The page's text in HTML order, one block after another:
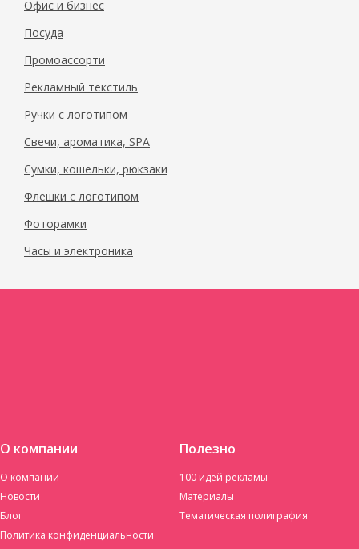
Офис и бизнес
Посуда
Промоассорти
Рекламный текстиль
Ручки с логотипом
Свечи, ароматика, SPA
Сумки, кошельки, рюкзаки
Флешки с логотипом
Фоторамки
Часы и электроника
О компании
О компании
Новости
Блог
Политика конфиденциальности
Полезно
100 идей рекламы
Материалы
Тематическая полиграфия